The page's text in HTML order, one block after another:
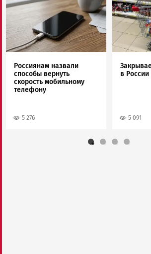
Россиянам назвали
способы вернуть
скорость мобильному
телефону
5 276
в
5 091